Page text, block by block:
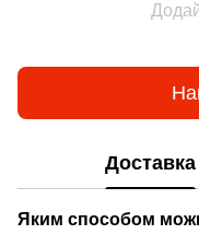
Доставка
Яким способом